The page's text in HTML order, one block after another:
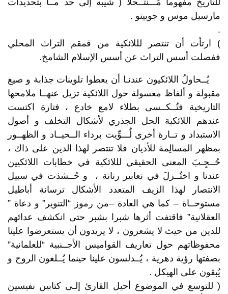
للتاريخ مفهوما مُـــنتــحلا ( شيبه إلى حد مــا بتحديدات
مارسيل موس و جوبينو .
.
) ارتأت أن تنتصر لللائكية من قمقم التراث المحلي
ففصلت أسس التراث عن أسس الإسلام الشامخ.
يُــحاولُ اللائكيون عندنـا أن يعطوا تلوينات جذابة و صيغ
مقبولة و ألفاظ معسولة حول اللائكية تزيل عنهــا ملامحها
التاريخية فتُــكــسى بطلاء لامع خادع ، فتارة اكتست
عندهم اللائكية الحل الجذري لأشكال التخلف و أصول
الاستبداد و تــارة أخرى لُـــوِّيت برداء الــحيــاد و الظهــور
بمظهر المسالِمة للأديان فلا تنتصر لهذا الدين على ذاك ،
حُــجِـبَ المعنى الحقيقي لللائكية في خطابات اللائكيين
عندنا و اختُــزلَ في تعابير رنانة ، و حُــشدَت في سبيل
الانتصار لهذا الزيف المتعدد الأشكال ترسانة أباطيل
مستوحــاة – كما هي العادة –من رموز “التنوير” و دعاة ”
العقلانية” فاقتفت أثرها شبرا بشبر حتى انكشف عدائهم
للدين من حيث لا يشعرون ، لا يريدون أن يستعرضوا علينا
محفوظاتهم حول تعاريف القواميس الأجــنبية “للعلمانية”
بصفتها رؤية دهرية ، يُــدلسون علينا حينما يُــلغون الروح و
يُبقون على الهيكل .
( للتوسع في الموضوع أحيل القارئ إلـى كتابين نفيسين